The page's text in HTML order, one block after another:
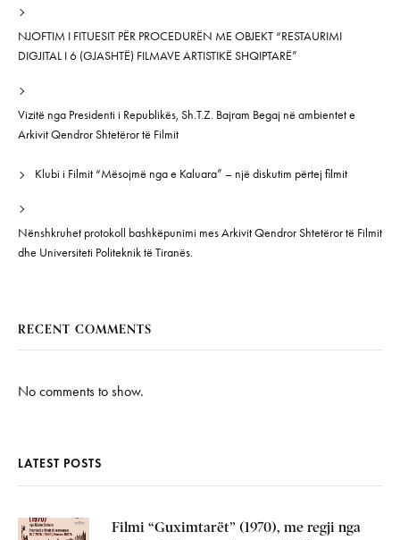
NJOFTIM I FITUESIT PËR PROCEDURËN ME OBJEKT “RESTAURIMI
DIGJITAL I 6 (GJASHTË) FILMAVE ARTISTIKË SHQIPTARË”
Vizitë nga Presidenti i Republikës, Sh.T.Z. Bajram Begaj në ambientet e
Arkivit Qendror Shtetëror të Filmit
Klubi i Filmit “Mësojmë nga e Kaluara” – një diskutim përtej filmit
Nënshkruhet protokoll bashkëpunimi mes Arkivit Qendror Shtetëror të Filmit
dhe Universiteti Politeknik të Tiranës.
RECENT COMMENTS
No comments to show.
LATEST POSTS
Filmi “Guximtarët” (1970), me regji nga